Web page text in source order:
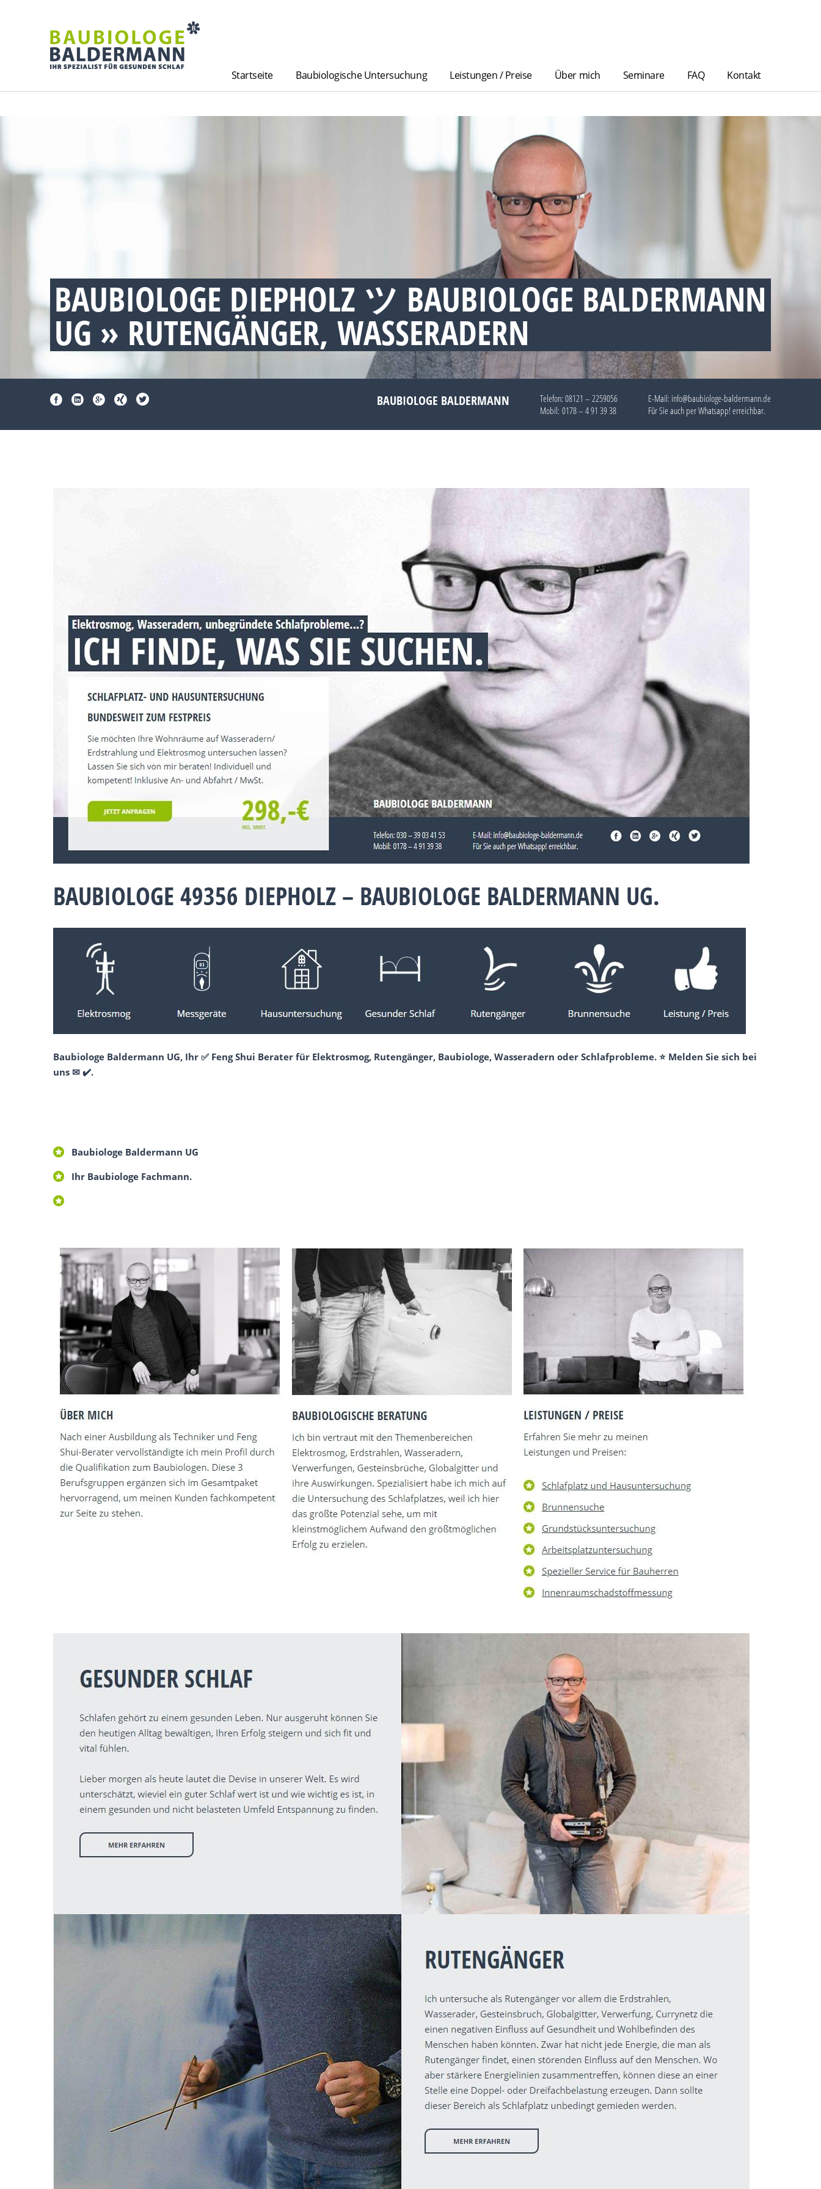
Startseite Baubiologische Untersuchung Leistungen / Preise Über mich Seminare FAQ Kontakt
BAUBIOLOGE DIEPHOLZ ツ BAUBIOLOGE BALDERMANN
UG » RUTENGÄNGER, WASSERADERN
BAUBIOLOGE BALDERMANN Telefon: 08121 – 2259056
Mobil: 0178 – 4 91 39 38
E-Mail: info@baubiologe-baldermann.de
Für Sie auch perWhatsapp!erreichbar.
BAUBIOLOGE 49356 DIEPHOLZ – BAUBIOLOGE BALDERMANN UG.
Baubiologe Baldermann UG, Ihr ✅ Feng Shui Berater für Elektrosmog, Rutengänger, Baubiologe, Wasseradern oder Schlafprobleme. ⭐ Melden Sie sich bei
uns ✉ ✔️.
Baubiologe Baldermann UG
Ihr Baubiologe Fachmann.